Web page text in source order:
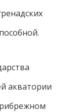
акватории